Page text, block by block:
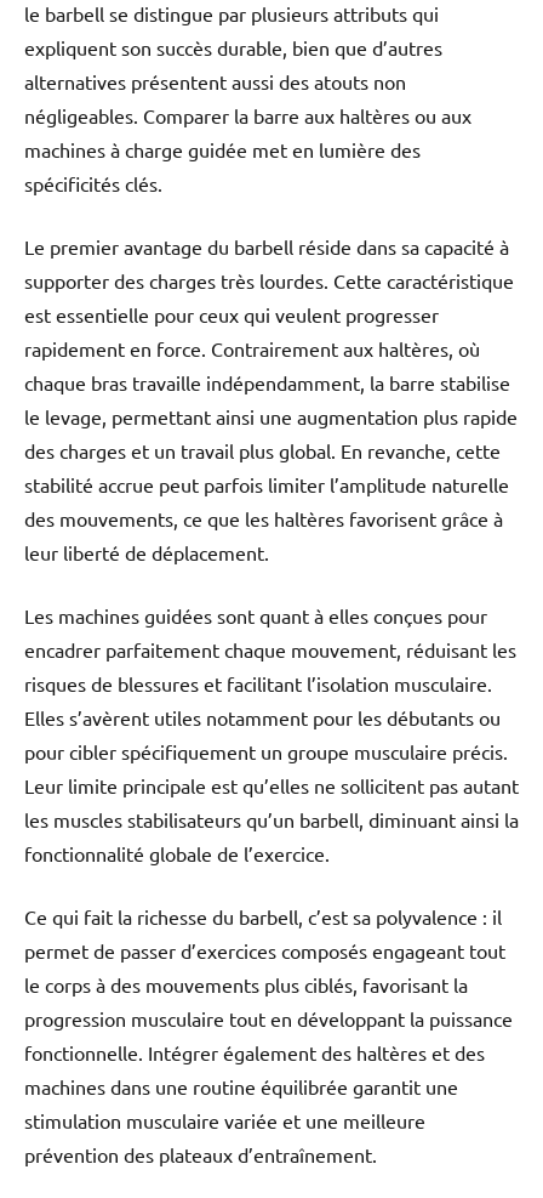
le barbell se distingue par plusieurs attributs qui
expliquent son succès durable, bien que d’autres
alternatives présentent aussi des atouts non
négligeables. Comparer la barre aux haltères ou aux
machines à charge guidée met en lumière des
spécificités clés.
Le premier avantage du barbell réside dans sa capacité à
supporter des charges très lourdes. Cette caractéristique
est essentielle pour ceux qui veulent progresser
rapidement en force. Contrairement aux haltères, où
chaque bras travaille indépendamment, la barre stabilise
le levage, permettant ainsi une augmentation plus rapide
des charges et un travail plus global. En revanche, cette
stabilité accrue peut parfois limiter l’amplitude naturelle
des mouvements, ce que les haltères favorisent grâce à
leur liberté de déplacement.
Les machines guidées sont quant à elles conçues pour
encadrer parfaitement chaque mouvement, réduisant les
risques de blessures et facilitant l’isolation musculaire.
Elles s’avèrent utiles notamment pour les débutants ou
pour cibler spécifiquement un groupe musculaire précis.
Leur limite principale est qu’elles ne sollicitent pas autant
les muscles stabilisateurs qu’un barbell, diminuant ainsi la
fonctionnalité globale de l’exercice.
Ce qui fait la richesse du barbell, c’est sa polyvalence : il
permet de passer d’exercices composés engageant tout
le corps à des mouvements plus ciblés, favorisant la
progression musculaire tout en développant la puissance
fonctionnelle. Intégrer également des haltères et des
machines dans une routine équilibrée garantit une
stimulation musculaire variée et une meilleure
prévention des plateaux d’entraînement.